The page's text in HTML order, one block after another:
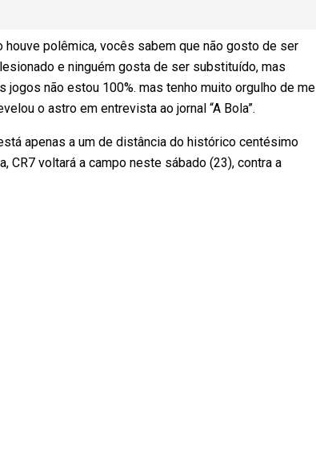
polêmica, vocês sabem que não gosto de ser
e ninguém gosta de ser substituído, mas
não estou 100%. mas tenho muito orgulho de me
o astro em entrevista ao jornal “A Bola”.
apenas a um de distância do histórico centésimo
CR7 voltará a campo neste sábado (23), contra a